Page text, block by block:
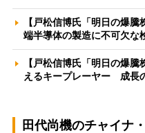
【戸松信博氏「明日の爆
端半導体の製造に不可欠な
【戸松信博氏「明日の爆
えるキープレーヤー 成長
田代尚機のチャイナ